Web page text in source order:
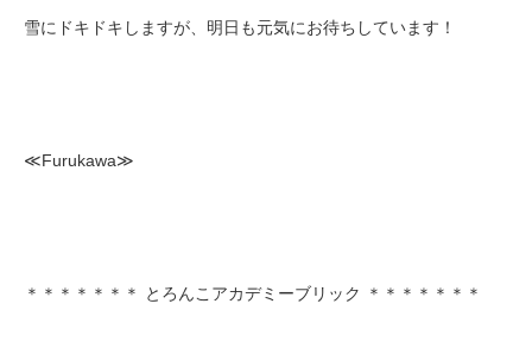
雪にドキドキしますが、明日も元気にお待ちしています！
≪Furukawa≫
＊＊＊＊＊＊＊ とろんこアカデミーブリック ＊＊＊＊＊＊＊